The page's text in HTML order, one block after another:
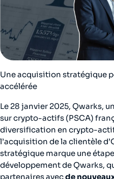
Une acquisition stratégique
accélérée
Le 28 janvier 2025, Qwarks,
sur crypto-actifs (PSCA)
diversification en crypto-
l’acquisition de la clientèle
stratégique marque une
développement de Qwarks,
partenaires avecde